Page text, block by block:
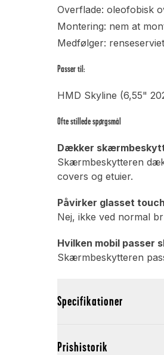
Overflade: oleofobisk
Montering: nem at
Medfølger:
Passer til:
HMD Skyline (6,55"
Ofte stillede spørgsmål
Dækker
Skærmbeskytteren
covers og etuier.
Påvirker glasset
Nej, ikke ved normal
Hvilken mobil passer
Skærmbeskytteren
Specifikationer
Prishistorik